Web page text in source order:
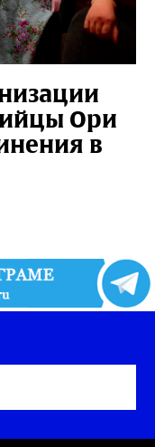
Ори
в